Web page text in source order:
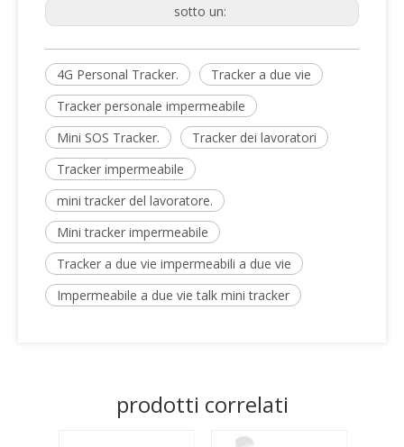
sotto un:
4G Personal Tracker.
Tracker a due vie
Tracker personale impermeabile
Mini SOS Tracker.
Tracker dei lavoratori
Tracker impermeabile
mini tracker del lavoratore.
Mini tracker impermeabile
Tracker a due vie impermeabili a due vie
Impermeabile a due vie talk mini tracker
prodotti correlati